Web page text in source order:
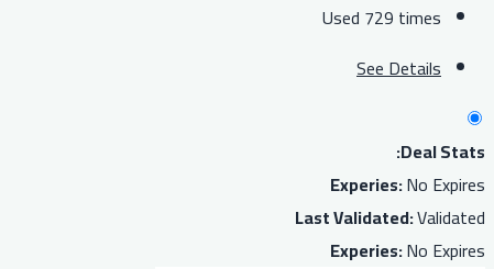
Used 729 times
See Details
Deal Stats:
Experies:No Expires
Last Validated:Validated
Experies:No Expires